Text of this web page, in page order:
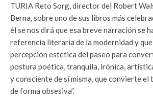
TURIA Reto Sorg, director del Robert
Berna, sobre uno de sus libros más
él se nos dirá que esa breve narración se
referencia literaria de la modernidad y
percepción estética del paseo para
postura poética, tranquila, irónica,
y consciente de sí misma, que convierte el
de forma obsesiva”.